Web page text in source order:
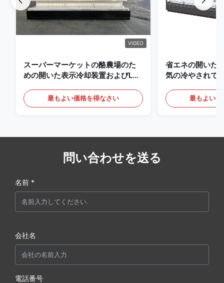
VIDEO
スーパーマーケットの酪農場のた
めの開いた表示冷却装置およびLED
最もよい価格を得なさい
省エネの開いた
気の冷やされて
最もよい価
問い合わせを送る
名前 *
会社名
電話番号